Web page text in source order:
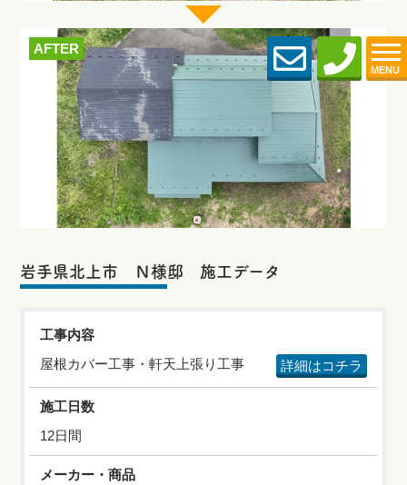
MENU
AFTER
岩手県北上市 Ｎ様邸 施工データ
工事内容
屋根カバー工事・軒天上張り工事
詳細はコチラ
施工日数
12日間
メーカー・商品